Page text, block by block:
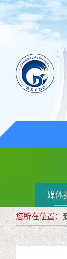
媒体
您所在位置：